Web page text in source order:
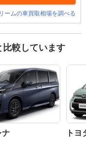
ームの車買取相場を調べる
比較しています
ナ ト